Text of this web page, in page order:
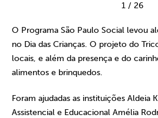
1/ 26
O Programa São Paulo Social levou
no Dia das Crianças. O projeto do
locais, e além da presença e do
alimentos e brinquedos.
Foram ajudadas as instituições Aldeia
Assistencial e Educacional Amélia